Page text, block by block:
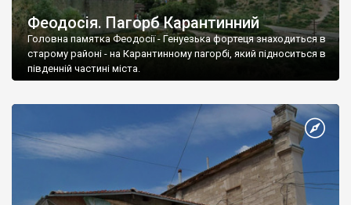
Феодосія. Пагорб Карантинний
Головна памятка Феодосії - Генуезька фортеця знаходиться в
старому районі - на Карантинному пагорбі, який підноситься в
південній частині міста.